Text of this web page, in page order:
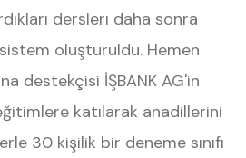
dersleri daha sonra
oluşturuldu. Hemen
destekçisi İŞBANK AG'in
katılarak anadillerini
30 kişilik bir deneme sınıfı